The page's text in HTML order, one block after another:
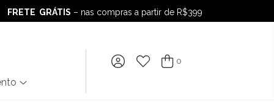
FRETE GRÁTIS – nas compras a partir de R$399
FRETE GRÁTIS– nas compras a partir de R$399
0